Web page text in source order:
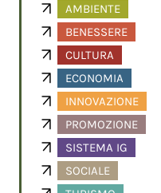
AMBIENTE
BENESSERE
CULTURA
ECONOMIA
INNOVAZIONE
PROMOZIONE
SISTEMA IG
SOCIALE